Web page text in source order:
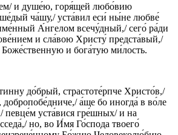
и душе́ю, горя́щей любо́вию
ча́шу,/ уста́вил еси́ ны́не любве́
А́нгелом всечу́дный,/ сего́ ра́ди
и сла́вою Христу́ предста́вый,/
и бога́тую ми́лость.
до́брый, страстоте́рпче Христо́в,/
а́ще бо иногда́ в во́ле
певце́м уста́вися гре́шных/ и на
но, во И́мя Го́спода твоего́